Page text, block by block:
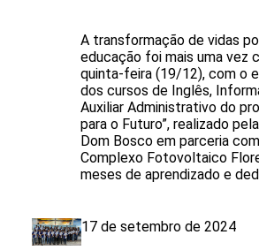
A transformação de vidas
educação foi mais uma vez
quinta-feira (19/12), com o
dos cursos de Inglês,
Auxiliar Administrativo do
para o Futuro”, realizado
Dom Bosco em parceria
Complexo Fotovoltaico
meses de aprendizado e
17 de setembro de 2024